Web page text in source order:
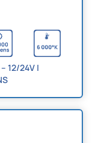
12/24V |